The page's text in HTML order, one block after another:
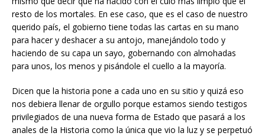
resto de los mortales. En ese caso, que es el caso de nuestro
querido país, el gobierno tiene todas las cartas en su mano
para hacer y deshacer a su antojo, manejándolo todo y
haciendo de su capa un sayo, gobernando con almohadas
para unos, los menos y pisándole el cuello a la mayoría.
Dicen que la historia pone a cada uno en su sitio y quizá eso
nos debiera llenar de orgullo porque estamos siendo testigos
privilegiados de una nueva forma de Estado que pasará a los
anales de la Historia como la única que vio la luz y se perpetuó